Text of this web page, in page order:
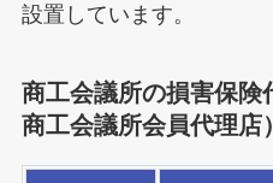
設置しています。
商工会議所の損害保険
商工会議所会員代理店）